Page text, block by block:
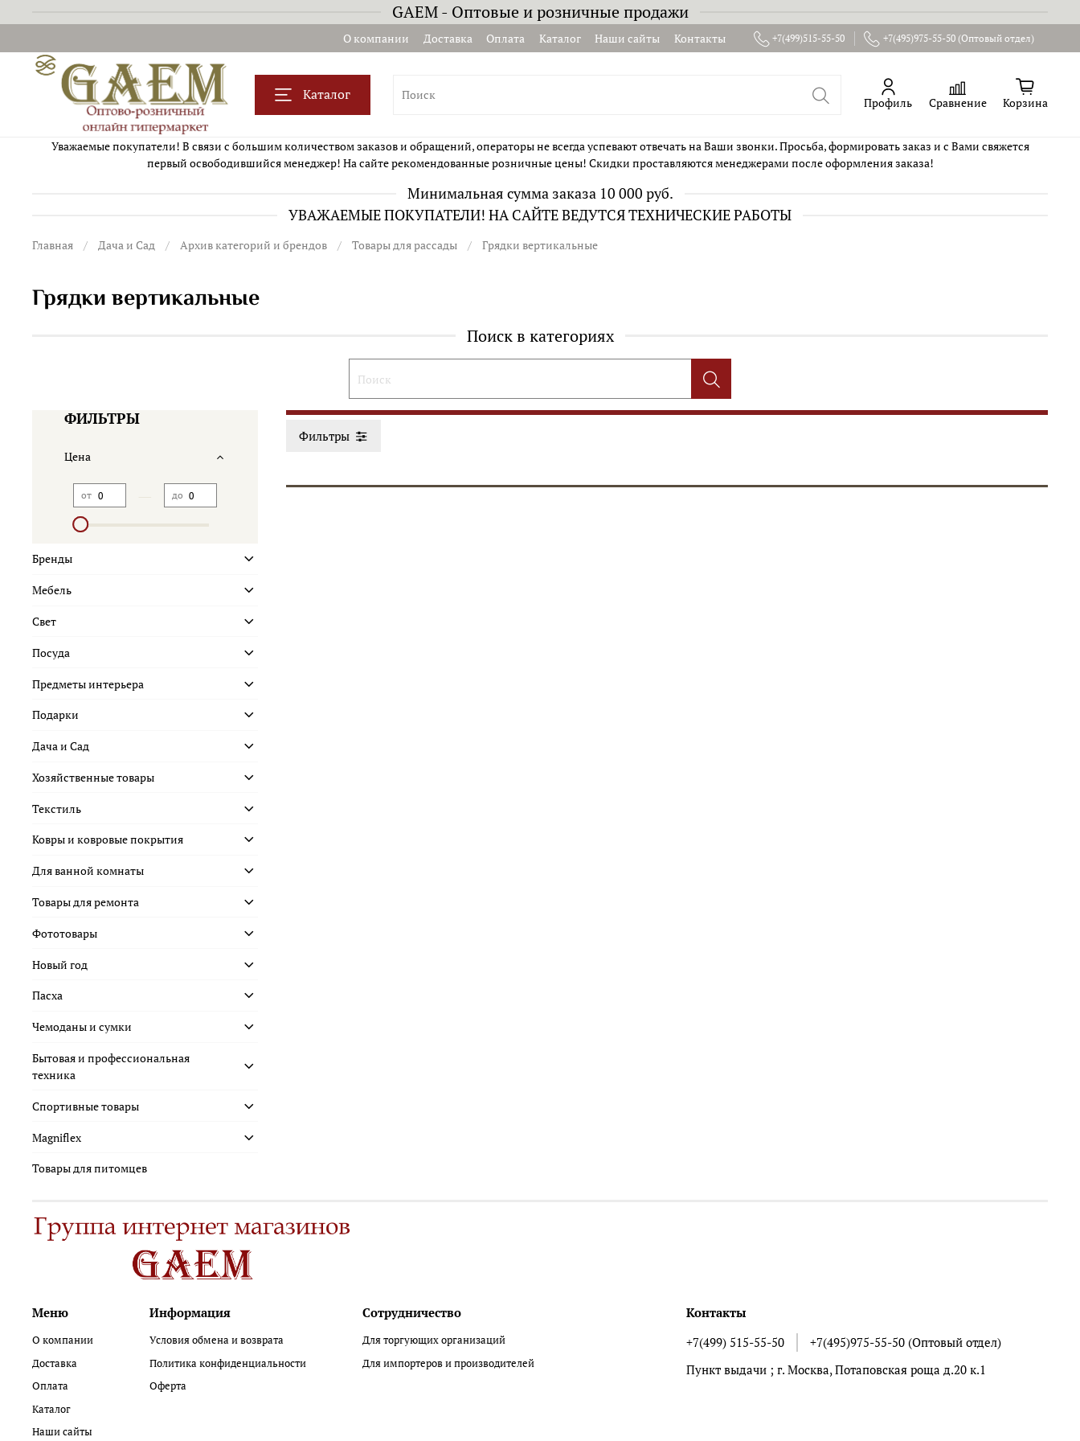
GAEM - Оптовые и розничные продажи
О компании Доставка Оплата Каталог Наши сайты Контакты +7(499)515-55-50 +7(495)975-55-50 (Оптовый отдел)
Каталог Профиль Сравнение Корзина
Уважаемые покупатели! В связи с большим количеством заказов и обращений, операторы не всегда успевают отвечать на Ваши звонки. Просьба, формировать заказ и с Вами свяжется
первый освободившийся менеджер! На сайте рекомендованные розничные цены! Скидки проставляются менеджерами после оформления заказа!
Минимальная сумма заказа 10 000 руб.
УВАЖАЕМЫЕ ПОКУПАТЕЛИ! НА САЙТЕ ВЕДУТСЯ ТЕХНИЧЕСКИЕ РАБОТЫ
Главная Дача и Сад Архив категорий и брендов Товары для рассады Грядки вертикальные
Грядки вертикальные
Поиск в категориях
Фильтры
ФИЛЬТРЫ
Цена
от до
Бренды
Мебель
Свет
Посуда
Предметы интерьера
Подарки
Дача и Сад
Хозяйственные товары
Текстиль
Ковры и ковровые покрытия
Для ванной комнаты
Товары для ремонта
Фототовары
Новый год
Пасха
Чемоданы и сумки
Бытовая и профессиональная
техника
Спортивные товары
Magniflex
Товары для питомцев
Меню
О компании
Доставка
Оплата
Каталог
Наши сайты
Информация
Условия обмена и возврата
Политика конфиденциальности
Оферта
Сотрудничество
Для торгующих организаций
Для импортеров и производителей
Контакты
+7(499) 515-55-50
+7(495)975-55-50 (Оптовый отдел)
Пункт выдачи ; г. Москва, Потаповская роща д.20 к.1